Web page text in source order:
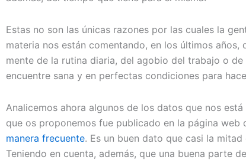
Estas no son las únicas razones por las cuales la
materia nos están comentando, en los últimos
mente de la rutina diaria, del agobio del trabajo o
encuentre sana y en perfectas condiciones para
Analicemos ahora algunos de los datos que nos
que os proponemos fue publicado en la página web
manera frecuente. Es un buen dato que casi la
Teniendo en cuenta, además, que una buena parte